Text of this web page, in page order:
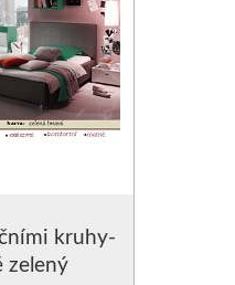
kruhy-
zelený